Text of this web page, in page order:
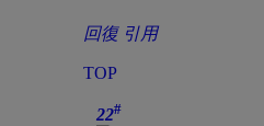
回復 引用
TOP
22#